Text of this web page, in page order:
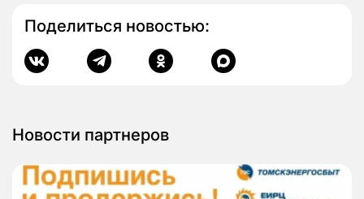
Поделиться новостью:
Новости партнеров